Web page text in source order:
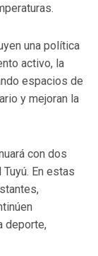
una política
activo, la
espacios de
y mejoran la
con dos
En estas
deporte,